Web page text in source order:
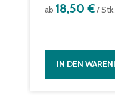
ab 18,50 €/ Stk.
IN DEN